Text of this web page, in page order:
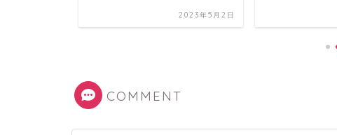
2023年5月2日
COMMENT